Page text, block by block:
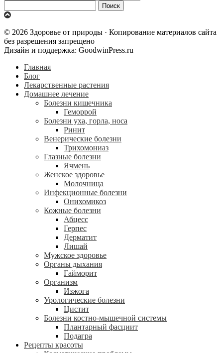
© 2026 Здоровье от природы · Копирование материалов сайта
без разрешения запрещено
Дизайн и поддержка: GoodwinPress.ru
Главная
Блог
Лекарственные растения
Домашнее лечение
Болезни кишечника
Геморрой
Болезни уха, горла, носа
Ринит
Венерические болезни
Трихомониаз
Глазные болезни
Ячмень
Женское здоровье
Молочница
Инфекционные болезни
Онихомикоз
Кожные болезни
Абцесс
Герпес
Дерматит
Лишай
Мужское здоровье
Органы дыхания
Гайморит
Организм
Изжога
Урологические болезни
Цистит
Болезни костно-мышечной системы
Плантарный фасциит
Подагра
Рецепты красоты